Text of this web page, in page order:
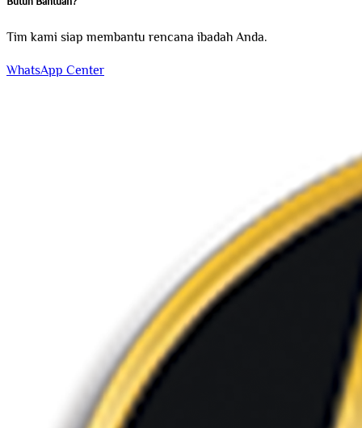
Tim kami siap membantu rencana ibadah Anda.
WhatsApp Center